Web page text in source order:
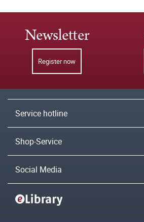
Newsletter
Register now
Service hotline
Shop-Service
Social Media